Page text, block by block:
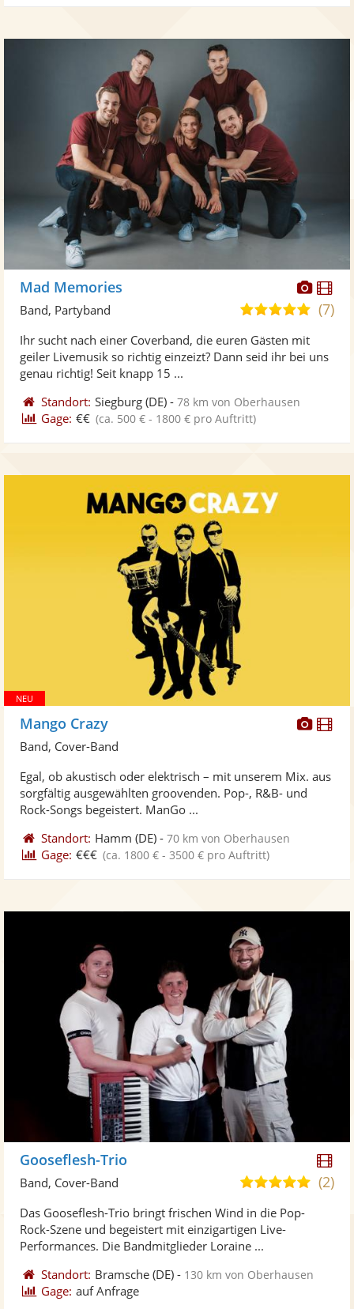
Mad Memories
5,0(7)
Band, Partyband
Ihr sucht nach einer Coverband, die euren Gästen mit
geiler Livemusik so richtig einzeizt? Dann seid ihr bei uns
genau richtig! Seit knapp 15 ...
Standort: Siegburg (DE) -78 km von Oberhausen
Gage: €€ (ca. 500 € - 1800 € pro Auftritt)
Fotos
Mango Crazy
Band, Cover-Band
Egal, ob akustisch oder elektrisch – mit unserem Mix. aus
sorgfältig ausgewählten groovenden. Pop-, R&B- und
Rock-Songs begeistert. ManGo ...
Standort: Hamm (DE) -70 km von Oberhausen
Gage: €€€ (ca. 1800 € - 3500 € pro Auftritt)
Gooseflesh-Trio
5,0(2)
Band, Cover-Band
Das Gooseflesh-Trio bringt frischen Wind in die Pop-
Rock-Szene und begeistert mit einzigartigen Live-
Performances. Die Bandmitglieder Loraine ...
Standort: Bramsche (DE) - 130 km von Oberhausen
Gage: auf Anfrage